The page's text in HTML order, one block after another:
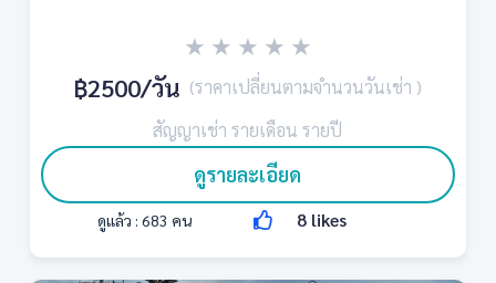
฿2500/วัน (ราคาเปลี่ยนตามจำนวนวันเช่า )
สัญญาเช่า รายเดือน รายปี
★ ★ ★ ★ ★
ดูรายละเอียด
ดูแล้ว : 683 คน 8 likes